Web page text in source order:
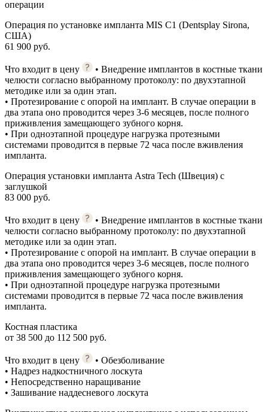
операции
Операция по установке импланта MIS C1 (Dentsplay Sirona,
США)
61 900 руб.
Что входит в цену
• Внедрение имплантов в костные ткани
челюсти согласно выбранному протоколу: по двухэтапной
методике или за один этап.
• Протезирование с опорой на имплант. В случае операции в
два этапа оно проводится через 3-6 месяцев, после полного
приживления замещающего зубного корня.
• При одноэтапной процедуре нагрузка протезными
системами проводится в первые 72 часа после вживления
импланта.
Операция установки импланта Astra Tech (Швеция) с
заглушкой
83 000 руб.
Что входит в цену
• Внедрение имплантов в костные ткани
челюсти согласно выбранному протоколу: по двухэтапной
методике или за один этап.
• Протезирование с опорой на имплант. В случае операции в
два этапа оно проводится через 3-6 месяцев, после полного
приживления замещающего зубного корня.
• При одноэтапной процедуре нагрузка протезными
системами проводится в первые 72 часа после вживления
импланта.
Костная пластика
от 38 500 до 112 500 руб.
Что входит в цену
• Обезболивание
• Надрез надкостничного лоскута
• Непосредственно наращивание
• Зашивание наддесневого лоскута